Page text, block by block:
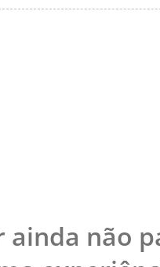
ainda não